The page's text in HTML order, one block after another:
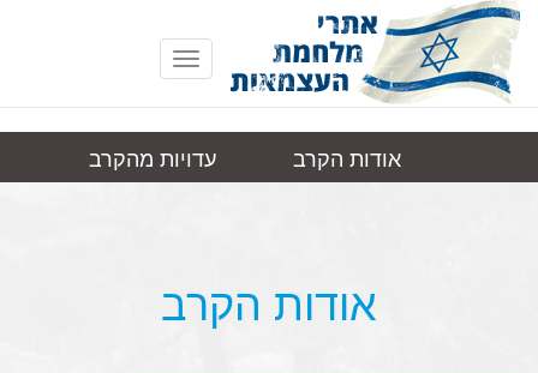
Toggle
navigation
מחרקה
אודות הקרב
עדויות מהקרב
אודות הקרב